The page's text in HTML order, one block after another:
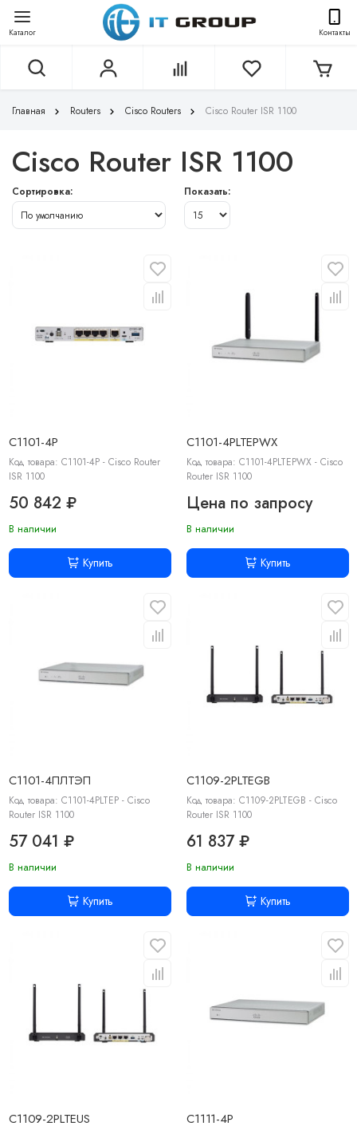
Каталог Контакты
Главная Routers Cisco Routers Cisco Router ISR 1100
Cisco Router ISR 1100
Сортировка: Показать:
C1101-4P
Код товара: C1101-4P - Cisco Router
ISR 1100
50 842 ₽
В наличии
Купить
C1101-4PLTEPWX
Код товара: C1101-4PLTEPWX - Cisco
Router ISR 1100
Цена по запросу
В наличии
Купить
C1101-4ПЛТЭП
Код товара: C1101-4PLTEP - Cisco
Router ISR 1100
57 041 ₽
В наличии
Купить
C1109-2PLTEGB
Код товара: C1109-2PLTEGB - Cisco
Router ISR 1100
61 837 ₽
В наличии
Купить
C1109-2PLTEUS C1111-4P